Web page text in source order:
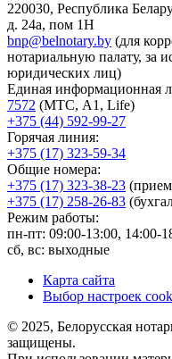
220030, Республика
д. 24а, пом 1Н
bnp@belnotary.by (для
нотариальную палату, за
юридических лиц)
Единая информационная
7572 (МТС, A1, Life)
+375 (44) 592-99-27
Горячая линия:
+375 (17) 323-59-34
Общие номера:
+375 (17) 323-38-23
+375 (17) 258-26-83
Режим работы:
пн-пт: 09:00-13:00, 14:00-
сб, вс: выходные
Карта сайта
Выбор настроек
© 2025, Белорусская
защищены.